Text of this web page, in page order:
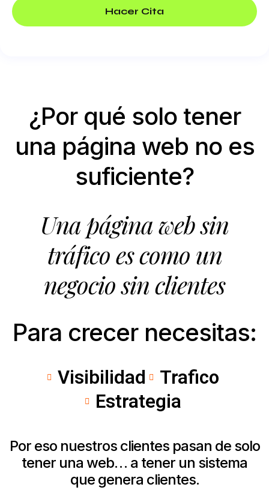
Hacer Cita
¿Por qué solo tener
una página web no es
suficiente?
Una página web sin
tráfico es como un
negocio sin clientes
Para crecer necesitas:
Visibilidad
Trafico
Estrategia
Por eso nuestros clientes pasan de solo
tener una web… a tener un sistema
que genera clientes.